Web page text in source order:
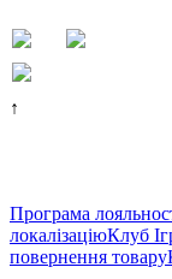
↑
Програма
локалізаціюКлуб
повернення товару